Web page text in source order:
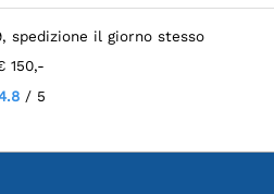
spedizione il giorno stesso
150,-
/ 5